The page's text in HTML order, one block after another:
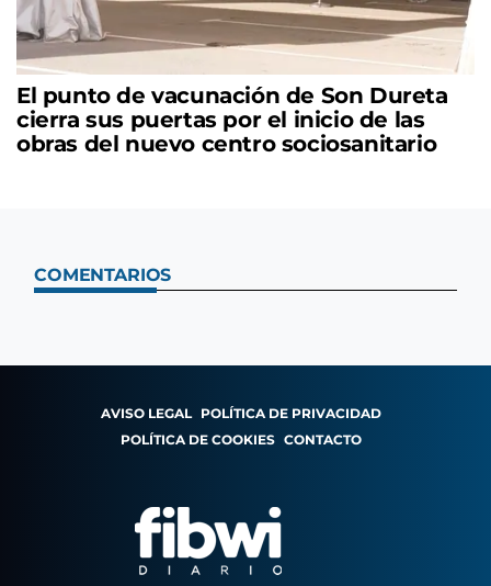
El punto de vacunación de Son Dureta
cierra sus puertas por el inicio de las
obras del nuevo centro sociosanitario
COMENTARIOS
AVISO LEGAL POLÍTICA DE PRIVACIDAD
POLÍTICA DE COOKIES CONTACTO